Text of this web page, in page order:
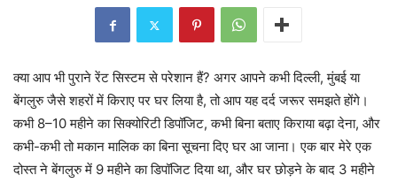
क्या आप भी पुराने रेंट सिस्टम से परेशान हैं? अगर आपने कभी दिल्ली, मुंबई या
बेंगलुरु जैसे शहरों में किराए पर घर लिया है, तो आप यह दर्द जरूर समझते होंगे।
कभी 8–10 महीने का सिक्योरिटी डिपॉजिट, कभी बिना बताए किराया बढ़ा देना, और
कभी-कभी तो मकान मालिक का बिना सूचना दिए घर आ जाना। एक बार मेरे एक
दोस्त ने बेंगलुरु में 9 महीने का डिपॉजिट दिया था, और घर छोड़ने के बाद 3 महीने